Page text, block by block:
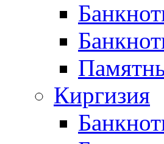
Киргизия